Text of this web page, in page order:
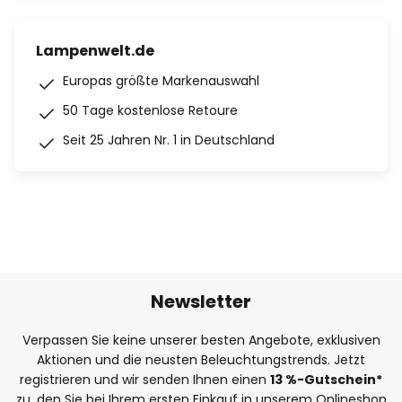
Lampenwelt.de
Europas größte Markenauswahl
50 Tage kostenlose Retoure
Seit 25 Jahren Nr. 1 in Deutschland
Newsletter
Verpassen Sie keine unserer besten Angebote, exklusiven
Aktionen und die neusten Beleuchtungstrends. Jetzt
registrieren und wir senden Ihnen einen 13 %-Gutschein*